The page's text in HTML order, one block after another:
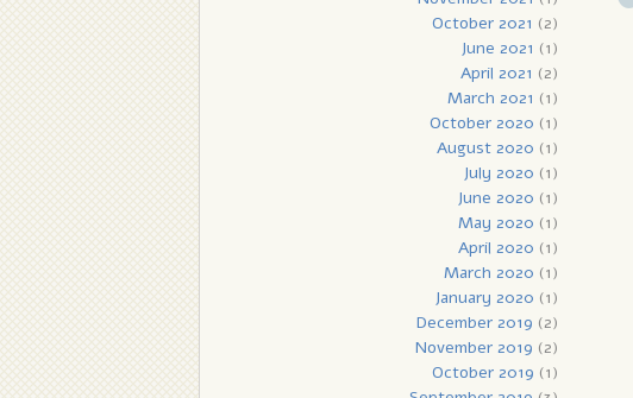
October 2021 (2)
June 2021 (1)
April 2021 (2)
March 2021 (1)
October 2020 (1)
August 2020 (1)
July 2020 (1)
June 2020 (1)
May 2020 (1)
April 2020 (1)
March 2020 (1)
January 2020 (1)
December 2019 (2)
November 2019 (2)
October 2019 (1)